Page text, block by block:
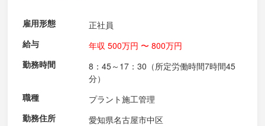
雇用形態
正社員
給与
年収 500万円 〜 800万円
勤務時間
8：45～17：30（所定労働時間7時間45
分）
職種
プラント施工管理
勤務住所
愛知県名古屋市中区